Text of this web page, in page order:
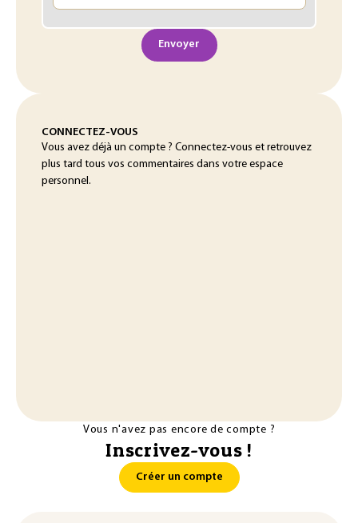
Envoyer
CONNECTEZ-VOUS
Vous avez déjà un compte ? Connectez-vous et retrouvez
plus tard tous vos commentaires dans votre espace
personnel.
Vous n'avez pas encore de compte ?
Inscrivez-vous !
Créer un compte